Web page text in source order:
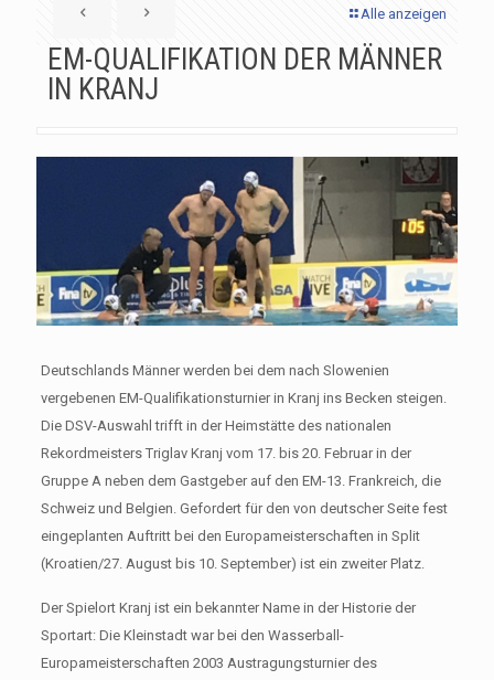
Alle anzeigen
EM-QUALIFIKATION DER MÄNNER
IN KRANJ
Deutschlands Männer werden bei dem nach Slowenien
vergebenen EM-Qualifikationsturnier in Kranj ins Becken steigen.
Die DSV-Auswahl trifft in der Heimstätte des nationalen
Rekordmeisters Triglav Kranj vom 17. bis 20. Februar in der
Gruppe A neben dem Gastgeber auf den EM-13. Frankreich, die
Schweiz und Belgien. Gefordert für den von deutscher Seite fest
eingeplanten Auftritt bei den Europameisterschaften in Split
(Kroatien/27. August bis 10. September) ist ein zweiter Platz.
Der Spielort Kranj ist ein bekannter Name in der Historie der
Sportart: Die Kleinstadt war bei den Wasserball-
Europameisterschaften 2003 Austragungsturnier des